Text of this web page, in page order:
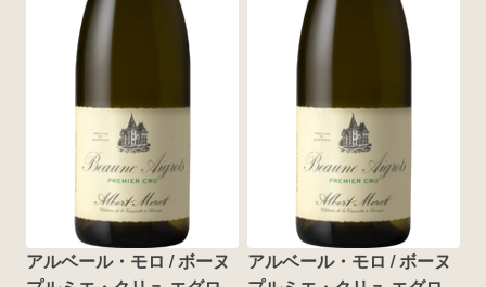
アルベール・モロ / ボーヌ
アルベール・モロ / ボーヌ